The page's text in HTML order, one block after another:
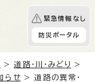
緊急情報なし
防災ポータル
>道路・川・みどり
>
らせ > 道路の異常・